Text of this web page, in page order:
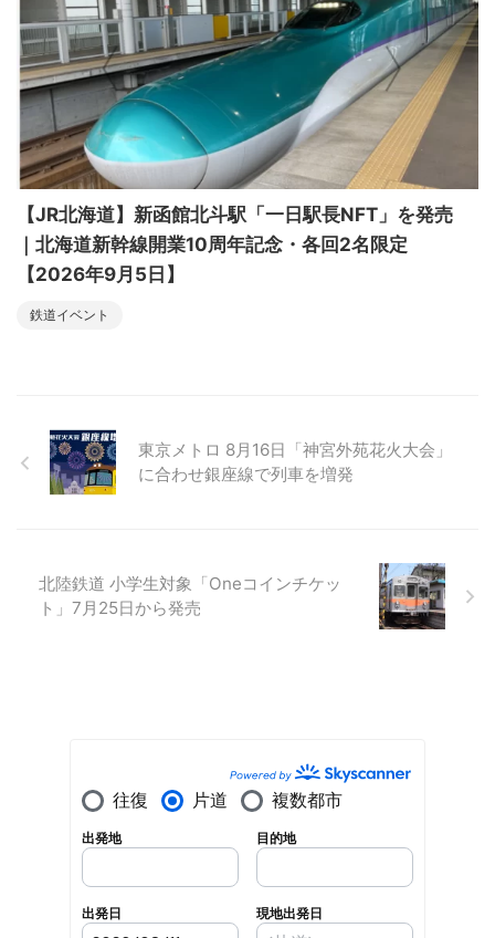
【JR北海道】新函館北斗駅「一日駅長NFT」を発売
｜北海道新幹線開業10周年記念・各回2名限定
【2026年9月5日】
鉄道イベント
東京メトロ 8月16日「神宮外苑花火大会」
に合わせ銀座線で列車を増発
北陸鉄道 小学生対象「Oneコインチケッ
ト」7月25日から発売